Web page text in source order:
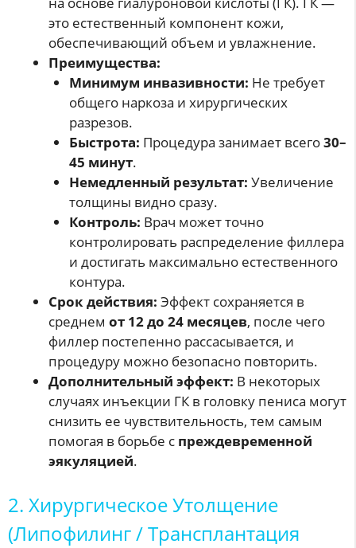
это естественный компонент кожи,
обеспечивающий объем и увлажнение.
Преимущества:
Минимум инвазивности: Не требует
общего наркоза и хирургических
разрезов.
Быстрота: Процедура занимает всего30–
45 минут.
Немедленный результат: Увеличение
толщины видно сразу.
Контроль: Врач может точно
контролировать распределение филлера
и достигать максимально естественного
контура.
Срок действия: Эффект сохраняется в
среднем от 12 до 24 месяцев, после чего
филлер постепенно рассасывается, и
процедуру можно безопасно повторить.
Дополнительный эффект: В некоторых
случаях инъекции ГК в головку пениса могут
снизить ее чувствительность, тем самым
помогая в борьбе с преждевременной
эякуляцией.
2. Хирургическое Утолщение
(Липофилинг / Трансплантация